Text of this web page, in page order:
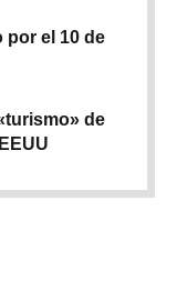
por el 10 de
de